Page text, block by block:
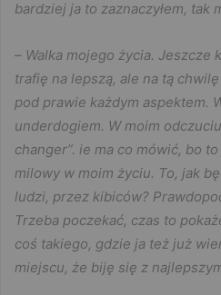
bardziej ja to zaznaczyłem, tak
– Walka mojego życia. Jeszcze
trafię na lepszą, ale na tą
pod prawie każdym aspektem.
underdogiem. W moim
changer”. ie ma co mówić, bo
milowy w moim życiu. To, jak
ludzi, przez kibiców?
Trzeba poczekać, czas to
coś takiego, gdzie ja też już
miejscu, że biję się z